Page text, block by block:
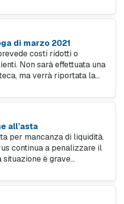
di marzo 2021
costi ridotti o
Non sarà effettuata una
ma verrà riportata la
all’asta
per mancanza di liquidità.
continua a penalizzare il
è grave